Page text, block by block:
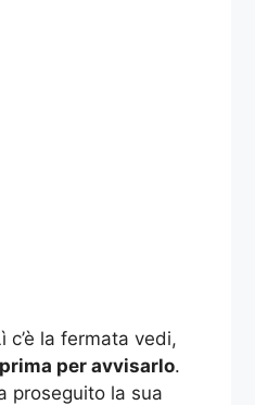
c’è la fermata vedi,
per avvisarlo.
proseguito la sua